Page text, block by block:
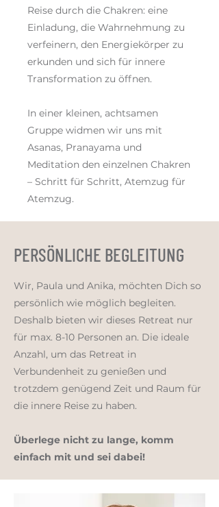
Reise durch die Chakren: eine
Einladung, die Wahrnehmung zu
verfeinern, den Energiekörper zu
erkunden und sich für innere
Transformation zu öffnen.
In einer kleinen, achtsamen
Gruppe widmen wir uns mit
Asanas, Pranayama und
Meditation den einzelnen Chakren
– Schritt für Schritt, Atemzug für
Atemzug.
PERSÖNLICHE BEGLEITUNG
Wir, Paula und Anika, möchten Dich so
persönlich wie möglich begleiten.
Deshalb bieten wir dieses Retreat nur
für max. 8-10 Personen an. Die ideale
Anzahl, um das Retreat in
Verbundenheit zu genießen und
trotzdem genügend Zeit und Raum für
die innere Reise zu haben.
Überlege nicht zu lange, komm
einfach mit und sei dabei!